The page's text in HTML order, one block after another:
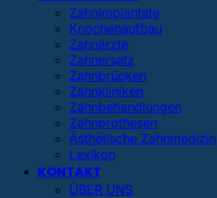
Zahnimplantate
Knochenaufbau
Zahnärzte
Zahnersatz
Zahnbrücken
Zahnkliniken
Zahnbehandlungen
Zahnprothesen
Ästhetische Zahnmedizin
Lexikon
KONTAKT
ÜBER UNS